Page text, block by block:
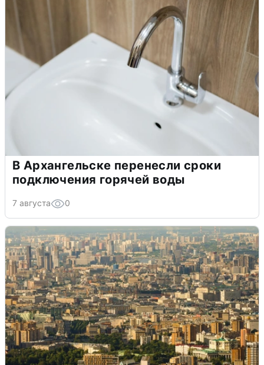
В Архангельске перенесли сроки
подключения горячей воды
7 августа 0